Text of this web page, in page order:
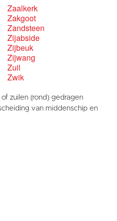
Zaalkerk
Zakgoot
Zandsteen
Zijabside
Zijbeuk
Zijwang
Zuil
Zwik
zuilen (rond) gedragen
van middenschip en